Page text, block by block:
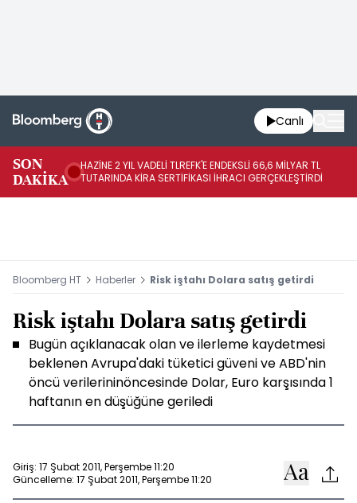
Canlı
SON
DAKİKA
HAZİNE 2 YIL VADELİ TLREFK'E ENDEKSLİ 66,6 MİLYAR TL
TUTARINDA KİRA SERTİFİKASI İHRACI GERÇEKLEŞTİRDİ
Bloomberg HT Haberler Risk iştahı Dolara satış getirdi
Risk iştahı Dolara satış getirdi
Bugün açıklanacak olan ve ilerleme kaydetmesi
beklenen Avrupa'daki tüketici güveni ve ABD'nin
öncü verilerininöncesinde Dolar, Euro karşısında 1
haftanın en düşüğüne geriledi
Giriş: 17 Şubat 2011, Perşembe 11:20
Güncelleme: 17 Şubat 2011, Perşembe 11:20